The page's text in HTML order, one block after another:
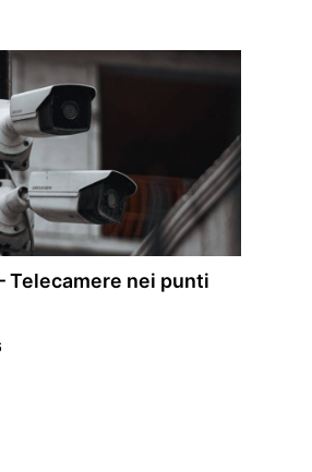
Telecamere nei punti